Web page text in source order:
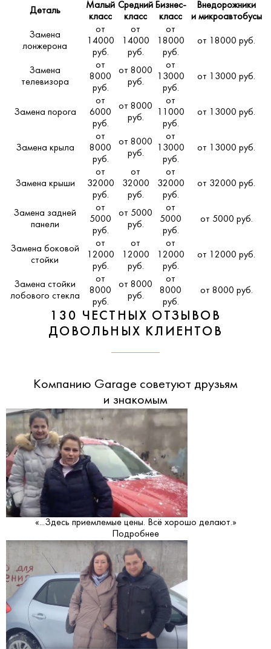
Деталь
Малый
класс
Средний
класс
Бизнес-
класс
Внедорожники
и микроавтобусы
Замена
лонжерона
от
14000
руб.
от
14000
руб.
от
18000
руб.
от 18000 руб.
Замена
телевизора
от
8000
руб.
от 8000
руб.
от
13000
руб.
от 13000 руб.
Замена порога
от
6000
руб.
от 8000
руб.
от
11000
руб.
от 13000 руб.
Замена крыла
от
8000
руб.
от 8000
руб.
от
13000
руб.
от 13000 руб.
Замена крыши
от
32000
руб.
от
32000
руб.
от
32000
руб.
от 32000 руб.
Замена задней
панели
от
5000
руб.
от 5000
руб.
от
5000
руб.
от 5000 руб.
Замена боковой
стойки
от
12000
руб.
от
12000
руб.
от
12000
руб.
от 12000 руб.
Замена стойки
лобового стекла
от
8000
руб.
от 8000
руб.
от
8000
руб.
от 8000 руб.
130 ЧЕСТНЫХ ОТЗЫВОВ
ДОВОЛЬНЫХ КЛИЕНТОВ
Компанию Garage советуют друзьям
и знакомым
«...Здесь приемлемые цены. Всё хорошо делают.»
Подробнее